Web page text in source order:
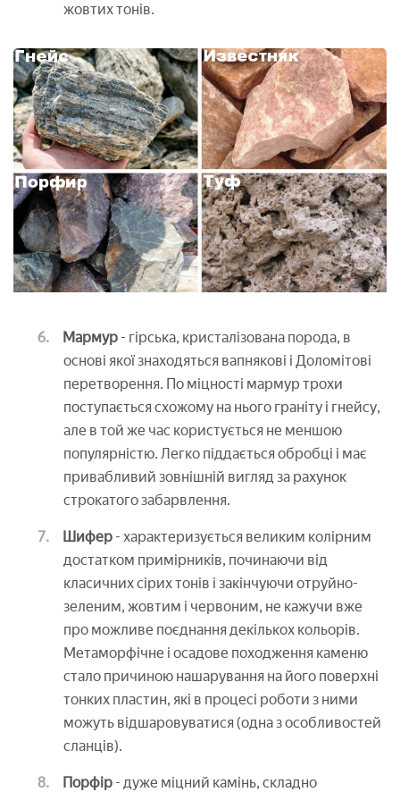
жовтих тонів.
Мармур - гірська, кристалізована порода, в
основі якої знаходяться вапнякові і Доломітові
перетворення. По міцності мармур трохи
поступається схожому на нього граніту і гнейсу,
але в той же час користується не меншою
популярністю. Легко піддається обробці і має
привабливий зовнішній вигляд за рахунок
строкатого забарвлення.
Шифер - характеризується великим колірним
достатком примірників, починаючи від
класичних сірих тонів і закінчуючи отруйно-
зеленим, жовтим і червоним, не кажучи вже
про можливе поєднання декількох кольорів.
Метаморфічне і осадове походження каменю
стало причиною нашарування на його поверхні
тонких пластин, які в процесі роботи з ними
можуть відшаровуватися (одна з особливостей
сланців).
Порфір - дуже міцний камінь, складно